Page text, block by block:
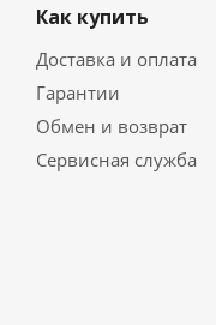
Как купить
Доставка и оплата
Гарантии
Обмен и возврат
Сервисная служба